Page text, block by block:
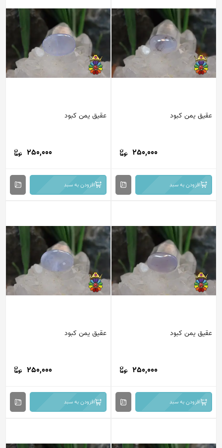
عقیق یمن کبود
250,000
افزودن به سبد
عقیق یمن کبود
250,000
افزودن به سبد
عقیق یمن کبود
250,000
افزودن به سبد
عقیق یمن کبود
250,000
افزودن به سبد